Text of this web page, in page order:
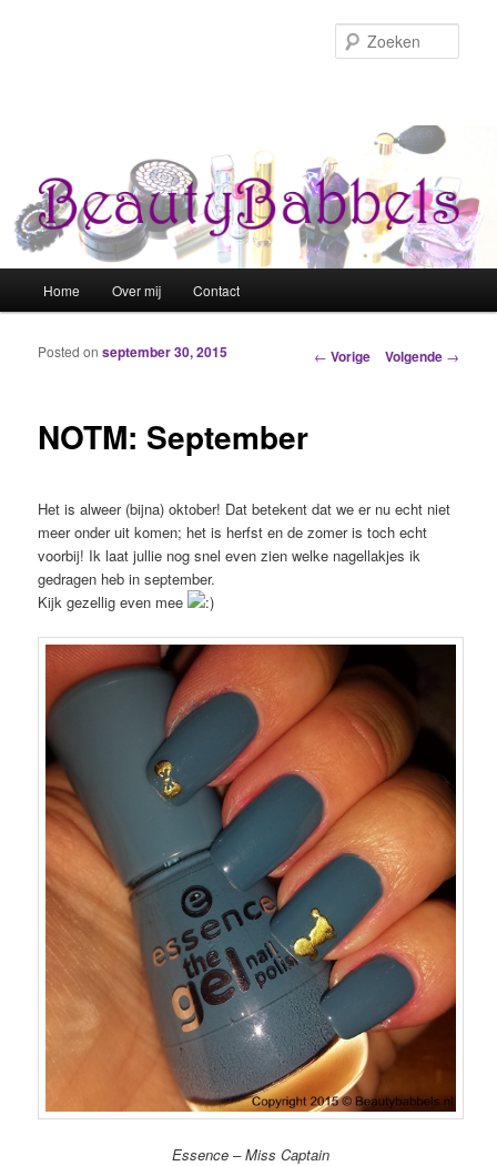
Spring naar de primaire inhoud
Spring naar de secundaire inhoud
Home Over mij Contact
Berichtnavigatie
← Vorige Volgende →
NOTM: September
Posted onseptember 30, 2015
Het is alweer (bijna) oktober! Dat betekent dat we er nu echt niet
meer onder uit komen; het is herfst en de zomer is toch echt
voorbij! Ik laat jullie nog snel even zien welke nagellakjes ik
gedragen heb in september.
Kijk gezellig even mee
Essence – Miss Captain